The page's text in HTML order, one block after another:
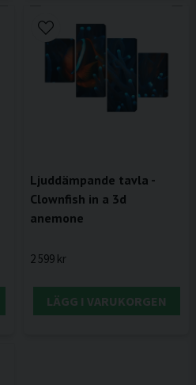
Ljuddämpande tavla -
Clownfish in a 3d
anemone
2 599 kr
LÄGG I VARUKORGEN